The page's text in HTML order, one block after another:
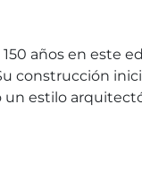
años en este
construcción
estilo